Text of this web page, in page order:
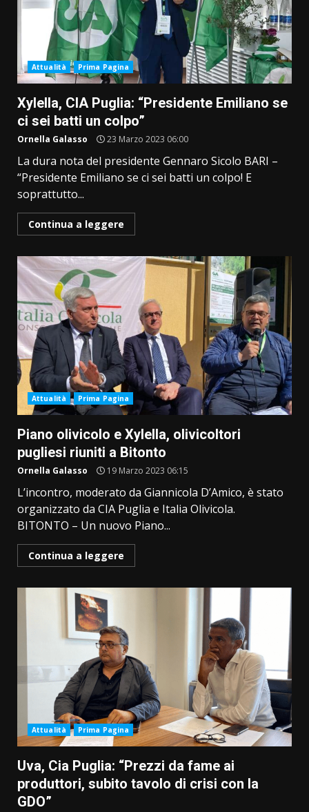
Attualità Prima Pagina
Xylella, CIA Puglia: “Presidente Emiliano se
ci sei batti un colpo”
Ornella Galasso 23 Marzo 2023 06:00
La dura nota del presidente Gennaro Sicolo BARI –
“Presidente Emiliano se ci sei batti un colpo! E
soprattutto...
Continua a leggere
Attualità Prima Pagina
Piano olivicolo e Xylella, olivicoltori
pugliesi riuniti a Bitonto
Ornella Galasso 19 Marzo 2023 06:15
L’incontro, moderato da Giannicola D’Amico, è stato
organizzato da CIA Puglia e Italia Olivicola.
BITONTO – Un nuovo Piano...
Continua a leggere
Attualità Prima Pagina
Uva, Cia Puglia: “Prezzi da fame ai
produttori, subito tavolo di crisi con la
GDO”